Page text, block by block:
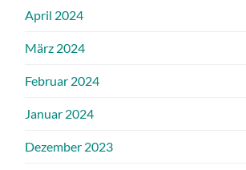
April 2024
März 2024
Februar 2024
Januar 2024
Dezember 2023